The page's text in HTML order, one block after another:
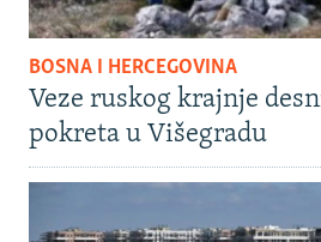
BOSNA I HERCEGOVINA
Veze ruskog krajnje
pokreta u Višegradu